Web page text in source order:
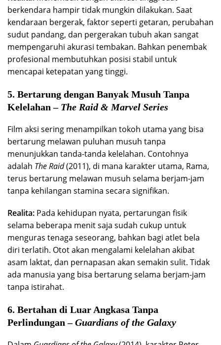
berkendara hampir tidak mungkin dilakukan. Saat
kendaraan bergerak, faktor seperti getaran, perubahan
sudut pandang, dan pergerakan tubuh akan sangat
mempengaruhi akurasi tembakan. Bahkan penembak
profesional membutuhkan posisi stabil untuk
mencapai ketepatan yang tinggi.
5. Bertarung dengan Banyak Musuh Tanpa
Kelelahan – The Raid & Marvel Series
Film aksi sering menampilkan tokoh utama yang bisa
bertarung melawan puluhan musuh tanpa
menunjukkan tanda-tanda kelelahan. Contohnya
adalah The Raid(2011), di mana karakter utama, Rama,
terus bertarung melawan musuh selama berjam-jam
tanpa kehilangan stamina secara signifikan.
Realita: Pada kehidupan nyata, pertarungan fisik
selama beberapa menit saja sudah cukup untuk
menguras tenaga seseorang, bahkan bagi atlet bela
diri terlatih. Otot akan mengalami kelelahan akibat
asam laktat, dan pernapasan akan semakin sulit. Tidak
ada manusia yang bisa bertarung selama berjam-jam
tanpa istirahat.
6. Bertahan di Luar Angkasa Tanpa
Perlindungan –Guardians of the Galaxy